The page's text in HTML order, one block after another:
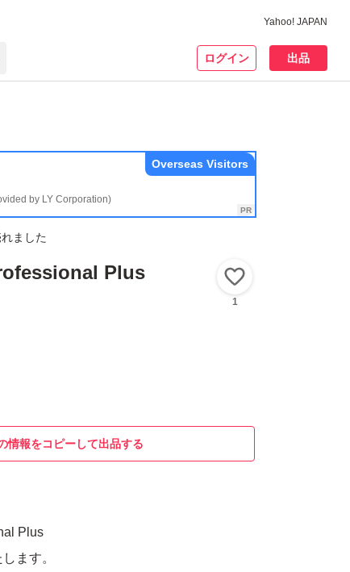
Yahoo! JAPAN
ログイン 出品
by LY Corporation)
Overseas Visitors
ました
Plus
1
情報をコピーして出品する
Plus
ます。